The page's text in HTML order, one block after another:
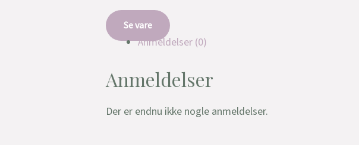
Se vare
Anmeldelser (0)
Anmeldelser
Der er endnu ikke nogle anmeldelser.